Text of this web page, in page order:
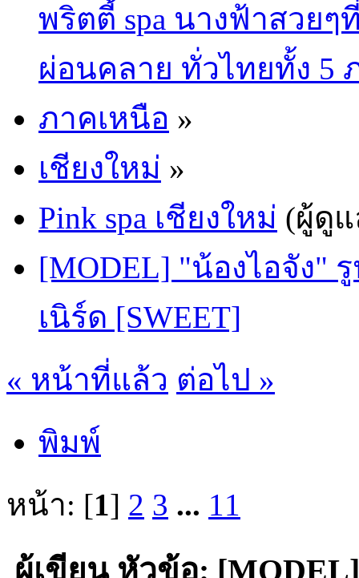
พริตตี้ spa นางฟ้าสวย
ผ่อนคลาย ทั่วไทยทั้ง 5
ภาคเหนือ »
เชียงใหม่ »
Pink spa เชียงใหม่ (ผู้ดู
[MODEL] "น้องไอจัง"
เนิร์ด [SWEET]
« หน้าที่แล้ว ต่อไป »
พิมพ์
หน้า: [1] 2 3 ... 11
ผู้เขียนหัวข้อ: